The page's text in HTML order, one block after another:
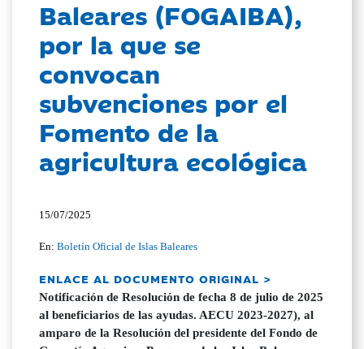
Baleares (FOGAIBA),
por la que se
convocan
subvenciones por el
Fomento de la
agricultura ecológica
15/07/2025
En:Boletín Oficial de Islas Baleares
ENLACE AL DOCUMENTO ORIGINAL >
Notificación de Resolución de fecha 8 de julio de 2025
al beneficiarios de las ayudas. AECU 2023-2027), al
amparo de la Resolución del presidente del Fondo de